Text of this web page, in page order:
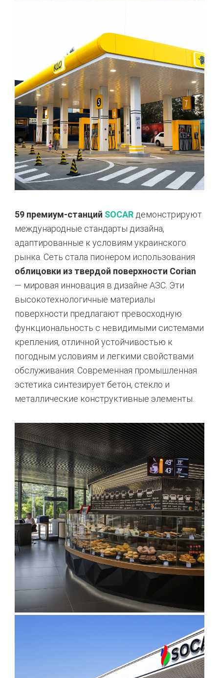
59 премиум-станций SOCAR демонстрируют
международные стандарты дизайна,
адаптированные к условиям украинского
рынка. Сеть стала пионером использования
облицовки из твердой поверхности Corian
— мировая инновация в дизайне АЗС. Эти
высокотехнологичные материалы
поверхности предлагают превосходную
функциональность с невидимыми системами
крепления, отличной устойчивостью к
погодным условиям и легкими свойствами
обслуживания. Современная промышленная
эстетика синтезирует бетон, стекло и
металлические конструктивные элементы.